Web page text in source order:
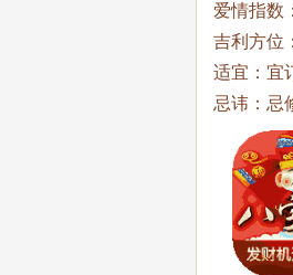
爱情指数
吉利方位
适宜：宜
忌讳：忌